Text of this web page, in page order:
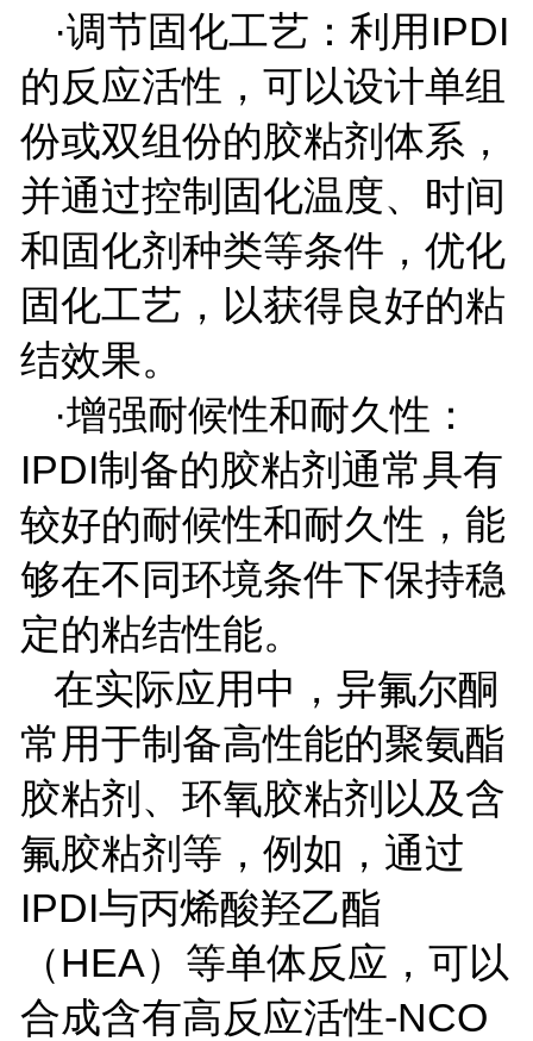
·调节固化工艺：利用 IPDI
的反应活性，可以设计单组
份或双组份的胶粘剂体系，
并通过控制固化温度、时间
和固化剂种类等条件，优化
固化工艺，以获得良好的粘
结效果。
·增强耐候性和耐久性：
IPDI制备的胶粘剂通常具有
较好的耐候性和耐久性，能
够在不同环境条件下保持稳
定的粘结性能。
在实际应用中，异氟尔酮
常用于制备高性能的聚氨酯
胶粘剂、环氧胶粘剂以及含
氟胶粘剂等，例如，通过
IPDI与丙烯酸羟乙酯
（HEA）等单体反应，可以
合成含有高反应活性-NCO